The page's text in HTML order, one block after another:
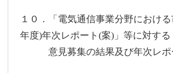
１０．「電気通信事業分野におけ
年度)年次レポート(案)」等に対する
意見募集の結果及び年次レポ